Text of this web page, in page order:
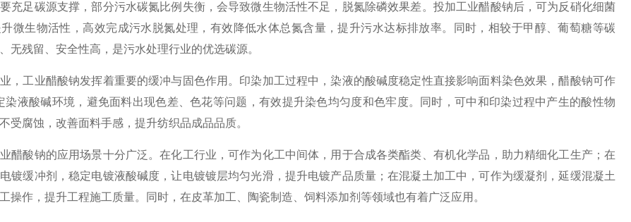
充足碳源支撑，部分污水碳氮比例失衡，会导致微生物活性不足，脱氮除磷效果差。投加工业醋酸钠后，可为反硝化细菌
微生物活性，高效完成污水脱氮处理，有效降低水体总氮含量，提升污水达标排放率。同时，相较于甲醇、葡萄糖等碳
无残留、安全性高，是污水处理行业的优选碳源。
工业醋酸钠发挥着重要的缓冲与固色作用。印染加工过程中，染液的酸碱度稳定性直接影响面料染色效果，醋酸钠可作
染液酸碱环境，避免面料出现色差、色花等问题，有效提升染色均匀度和色牢度。同时，可中和印染过程中产生的酸性物
受腐蚀，改善面料手感，提升纺织品成品品质。
酸钠的应用场景十分广泛。在化工行业，可作为化工中间体，用于合成各类酯类、有机化学品，助力精细化工生产；在
镀缓冲剂，稳定电镀液酸碱度，让电镀镀层均匀光滑，提升电镀产品质量；在混凝土加工中，可作为缓凝剂，延缓混凝土
操作，提升工程施工质量。同时，在皮革加工、陶瓷制造、饲料添加剂等领域也有着广泛应用。